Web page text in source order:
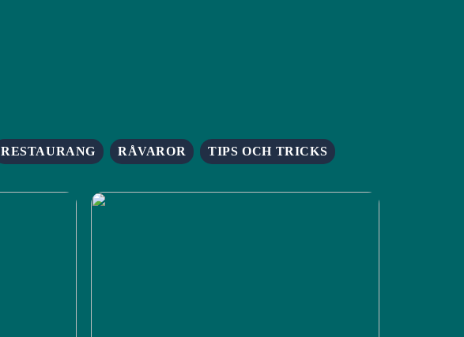
RESTAURANG RÅVAROR TIPS OCH TRICKS